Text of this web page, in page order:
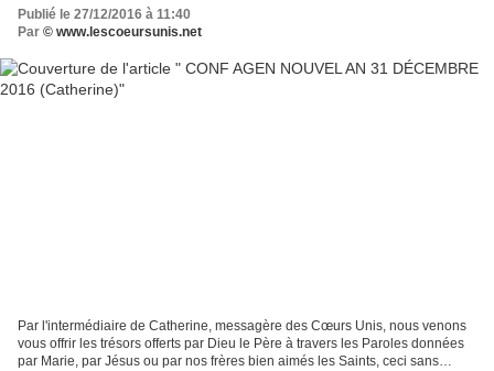
Publié le 27/12/2016 à 11:40
Par © www.lescoeursunis.net
Par l'intermédiaire de Catherine, messagère des Cœurs Unis, nous venons
vous offrir les trésors offerts par Dieu le Père à travers les Paroles données
par Marie, par Jésus ou par nos frères bien aimés les Saints, ceci sans